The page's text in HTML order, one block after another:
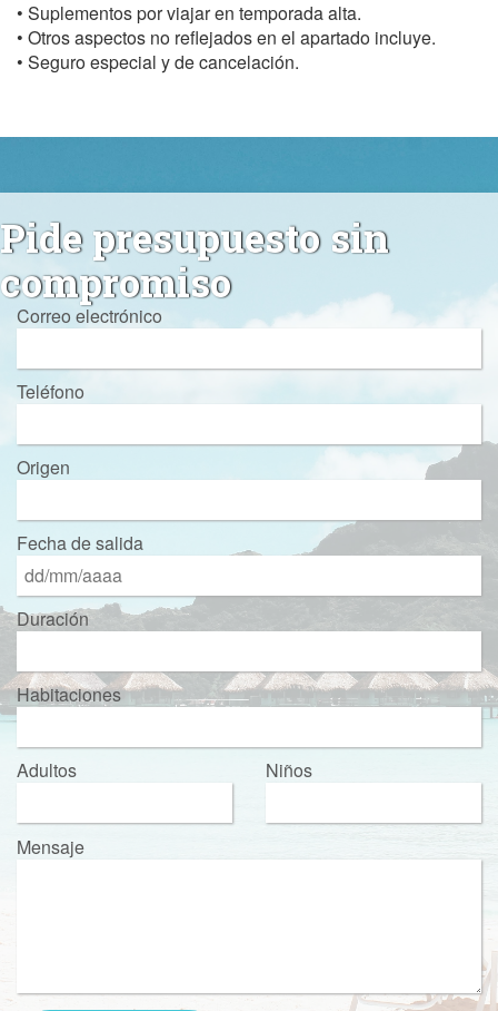
• Suplementos por viajar en temporada alta.
• Otros aspectos no reflejados en el apartado incluye.
• Seguro especial y de cancelación.
Pide presupuesto sin
compromiso
Correo electrónico
Teléfono
Origen
Fecha de salida
Duración
Habitaciones
Adultos Niños
Mensaje